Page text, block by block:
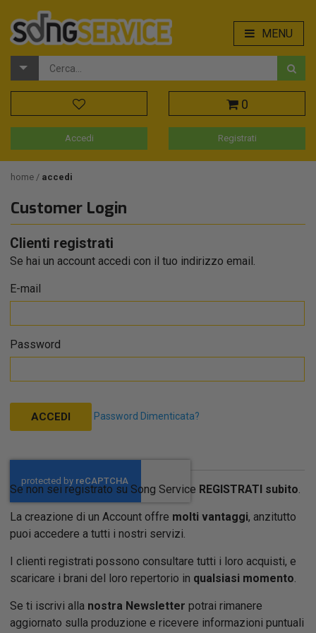
MENU
0
Accedi Registrati
home accedi
Customer Login
Clienti registrati
Se hai un account accedi con il tuo indirizzo email.
E-mail
Password
ACCEDI Password Dimenticata?
Se non sei registrato su Song Service REGISTRATI subito.
La creazione di un Account offre molti vantaggi, anzitutto
puoi accedere a tutti i nostri servizi.
I clienti registrati possono consultare tutti i loro acquisti, e
scaricare i brani del loro repertorio in qualsiasi momento.
Se ti iscrivi alla nostra Newsletter potrai rimanere
aggiornato sulla produzione e ricevere informazioni puntuali